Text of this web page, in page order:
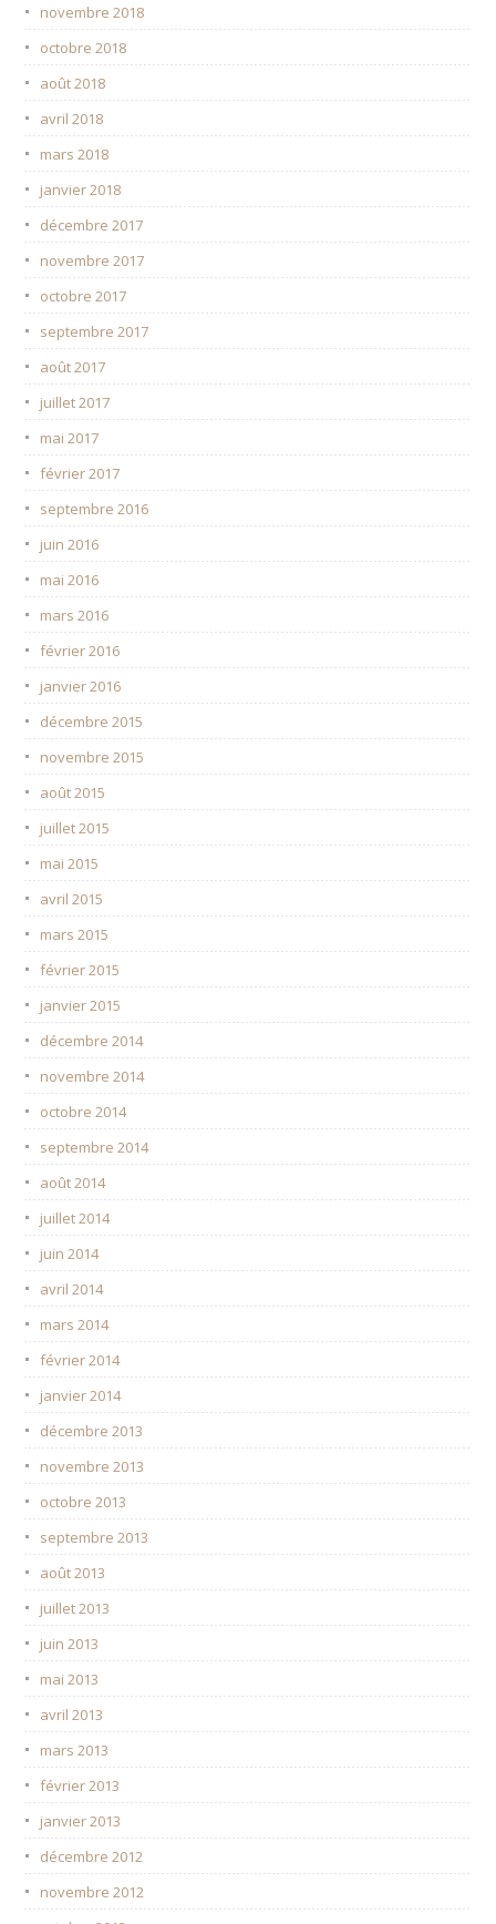
novembre 2018
octobre 2018
août 2018
avril 2018
mars 2018
janvier 2018
décembre 2017
novembre 2017
octobre 2017
septembre 2017
août 2017
juillet 2017
mai 2017
février 2017
septembre 2016
juin 2016
mai 2016
mars 2016
février 2016
janvier 2016
décembre 2015
novembre 2015
août 2015
juillet 2015
mai 2015
avril 2015
mars 2015
février 2015
janvier 2015
décembre 2014
novembre 2014
octobre 2014
septembre 2014
août 2014
juillet 2014
juin 2014
avril 2014
mars 2014
février 2014
janvier 2014
décembre 2013
novembre 2013
octobre 2013
septembre 2013
août 2013
juillet 2013
juin 2013
mai 2013
avril 2013
mars 2013
février 2013
janvier 2013
décembre 2012
novembre 2012